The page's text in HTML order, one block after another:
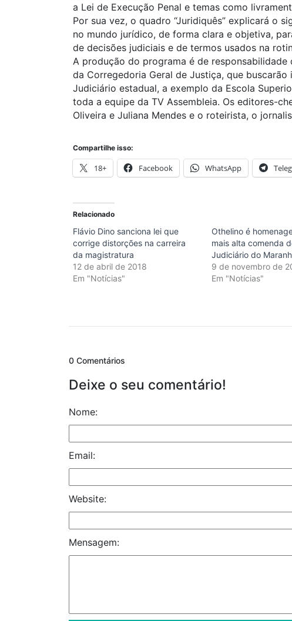
a Lei de Execução Penal e temas como
Por sua vez, o quadro “Juridiquês” explicará o
no mundo jurídico, de forma clara e objetiva,
de decisões judiciais e de termos usados na
A produção do programa é de
da Corregedoria Geral de Justiça, que
Judiciário estadual, a exemplo da Escola
toda a equipe da TV Assembleia. Os editores-
Oliveira e Juliana Mendes e o roteirista, o
Compartilhe isso:
18+ Facebook WhatsApp
Relacionado
Flávio Dino sanciona lei que
corrige distorções na carreira
da magistratura
12 de abril de 2018
Em "Notícias"
Othelino é
mais alta comenda
Judiciário do
9 de novembro de
Em "Notícias"
0 Comentários
Deixe o seu comentário!
Nome:
Email:
Website:
Mensagem: